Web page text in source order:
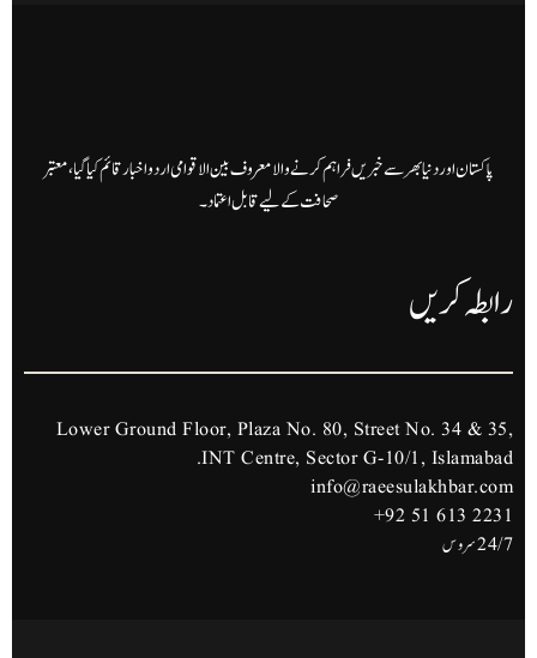
پاکستان اور دنیا بھر سے خبریں فراہم کرنے والا معروف بین الاقوامی اردو اخبار قائم کیا گیا، معتبر
صحافت کے لیے قابل اعتماد۔
رابطہ کریں
Lower Ground Floor, Plaza No. 80, Street No. 34 & 35,
INT Centre, Sector G-10/1, Islamabad.
info@raeesulakhbar.com
+92 51 613 2231
24/7 سروس